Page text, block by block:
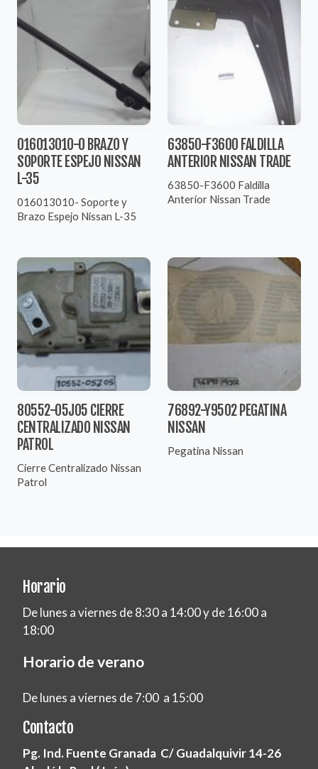
016013010-0 BRAZO Y
SOPORTE ESPEJO NISSAN
L-35
016013010- Soporte y
Brazo Espejo Nissan L-35
63850-F3600 FALDILLA
ANTERIOR NISSAN TRADE
63850-F3600 Faldilla
Anterior Nissan Trade
80552-05J05 CIERRE
CENTRALIZADO NISSAN
PATROL
Cierre Centralizado Nissan
Patrol
76892-Y9502 PEGATINA
NISSAN
Pegatina Nissan
Horario
De lunes a viernes de 8:30 a 14:00 y de 16:00 a
18:00
Horario de verano
De lunes a viernes de 7:00 a 15:00
Contacto
Pg. Ind. Fuente Granada C/ Guadalquivir 14-26